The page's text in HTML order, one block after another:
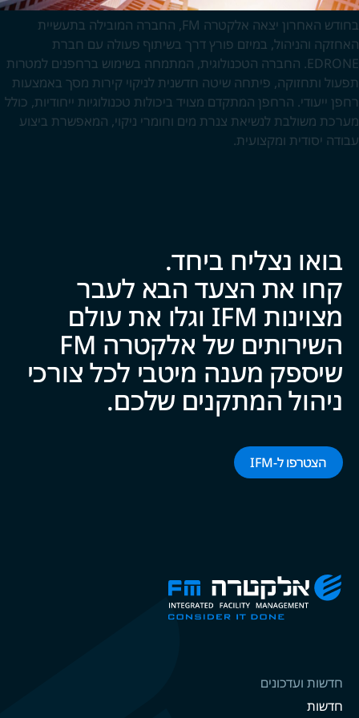
בחודש האחרון יצאה אלקטרה FM, החברה המובילה בתעשיית
האחזקה והניהול, במיזם פורץ דרך בשיתוף פעולה עם חברת
EDRONE. החברה הטכנולוגית, המתמחה בשימוש ברחפנים למטרות
תפעול ותחזוקה, פיתחה שיטה חדשנית לניקוי קירות מסך באמצעות
רחפן ייעודי. הרחפן המתקדם מצויד ביכולות טכנולוגיות ייחודיות, כולל
מערכת משולבת לנשיאת צנרת מים וחומרי ניקוי, המאפשרת ביצוע
עבודה יסודית ומקצועית.
בואו נצליח ביח‍‍ד.
קחו את הצעד הבא לעבר
מצוינות IFM וגלו את עולם
השירותים של אלקטרה FM
שיספק מענה מיטבי לכל צ‍‍ו‍‍רכי
ניהול המתקנים של‍‍כם.
הצטרפו ל-‌‌IFM‌‌
חדשות ועדכונים
חדשות